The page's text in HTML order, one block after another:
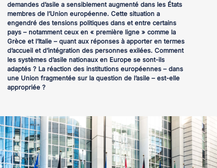
demandes d’asile a sensiblement augmenté dans les États
membres de l’Union européenne. Cette situation a
engendré des tensions politiques dans et entre certains
pays – notamment ceux en « première ligne » comme la
Grèce et l’Italie – quant aux réponses à apporter en termes
d’accueil et d’intégration des personnes exilées. Comment
les systèmes d’asile nationaux en Europe se sont-ils
adaptés ? La réaction des institutions européennes – dans
une Union fragmentée sur la question de l’asile – est-elle
appropriée ?